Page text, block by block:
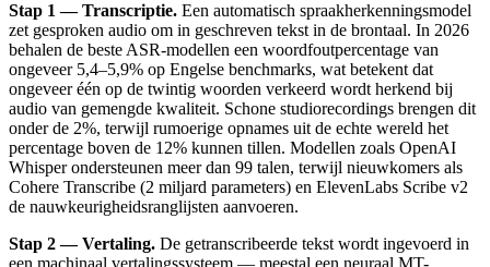
Stap 1 — Transcriptie. Een automatisch spraakherkenningsmodel
zet gesproken audio om in geschreven tekst in de brontaal. In 2026
behalen de beste ASR-modellen een woordfoutpercentage van
ongeveer 5,4–5,9% op Engelse benchmarks, wat betekent dat
ongeveer één op de twintig woorden verkeerd wordt herkend bij
audio van gemengde kwaliteit. Schone studiorecordings brengen dit
onder de 2%, terwijl rumoerige opnames uit de echte wereld het
percentage boven de 12% kunnen tillen. Modellen zoals OpenAI
Whisper ondersteunen meer dan 99 talen, terwijl nieuwkomers als
Cohere Transcribe (2 miljard parameters) en ElevenLabs Scribe v2
de nauwkeurigheidsranglijsten aanvoeren.
Stap 2 — Vertaling. De getranscribeerde tekst wordt ingevoerd in
een machinaal vertalingssysteem — meestal een neuraal MT-